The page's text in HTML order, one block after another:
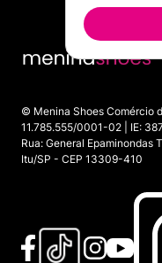
© Menina Shoes Comércio
11.785.555/0001-02 | IE:
Rua: General Epaminondas
Itu/SP - CEP 13309-410